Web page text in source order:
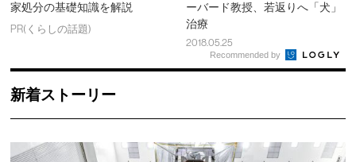
家処分の基礎知識を解説
PR(くらしの話題)
ーバード教授、若返りへ「犬」
治療
2018.05.25
Recommended by
新着ストーリー